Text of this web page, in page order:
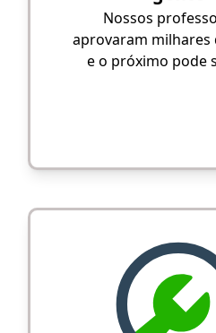
Nossos
aprovaram milhares
e o próximo pode